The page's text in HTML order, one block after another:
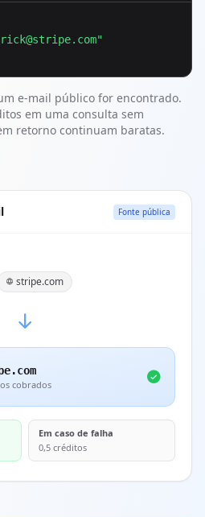
"
e-mail público for encontrado.
em uma consulta sem
retorno continuam baratas.
Fonte pública
stripe.com
cobrados
Em caso de falha
0,5 créditos